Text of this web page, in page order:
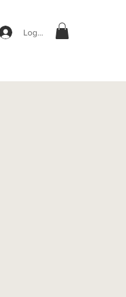
Logg inn